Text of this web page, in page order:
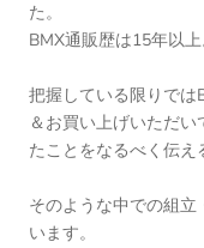
た。
BMX通販歴は15年以上
把握している限りでは
＆お買い上げいただ
たことをなるべく伝え
そのような中での組
います。